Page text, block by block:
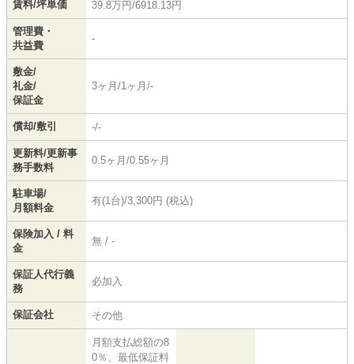
賃料/坪単価 39.8万円/6918.13円
管理費・
共益費
-
敷金/
礼金/
保証金
3ヶ月/1ヶ月/-
償却/敷引 -/-
更新料/更新事
務手数料
0.5ヶ月/0.55ヶ月
駐車場/
月額料金
有(1台)/3,300円 (税込)
保険加入 / 料
金
無 / -
保証人代行義
務
必加入
保証会社 その他
月額支払総額の8
0％、最低保証料